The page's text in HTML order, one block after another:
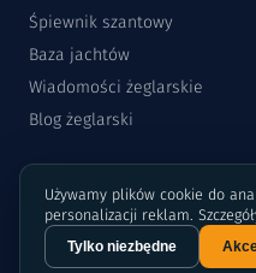
Używamy plików cookie do
personalizacji reklam.
Tylko niezbędne
Śpiewnik szantowy
Baza jachtów
Wiadomości żeglarskie
Blog żeglarski
©2015-2026 Rejsomat.pl